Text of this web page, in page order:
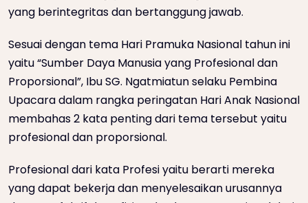
yang berintegritas dan bertanggung jawab.
Sesuai dengan tema Hari Pramuka Nasional tahun ini
yaitu “Sumber Daya Manusia yang Profesional dan
Proporsional”, Ibu SG. Ngatmiatun selaku Pembina
Upacara dalam rangka peringatan Hari Anak Nasional
membahas 2 kata penting dari tema tersebut yaitu
profesional dan proporsional.
Profesional dari kata Profesi yaitu berarti mereka
yang dapat bekerja dan menyelesaikan urusannya